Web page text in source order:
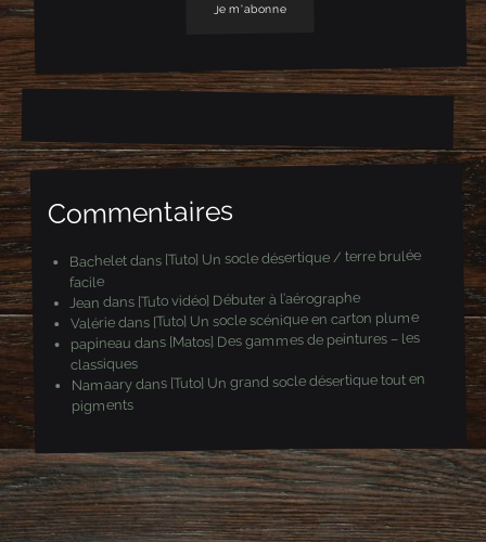
e
-
i
Commentaires
Bacheletdans [Tuto] Un socle désertique / terre brulée
facile
Jean dans [Tuto vidéo] Débuter à l’aérographe
Valériedans [Tuto] Un socle scénique en carton plume
papineau dans [Matos] Des gammes de peintures – les
classiques
Namaarydans [Tuto] Un grand socle désertique tout en
pigments